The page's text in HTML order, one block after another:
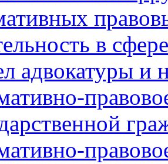
в
адвокатуры и